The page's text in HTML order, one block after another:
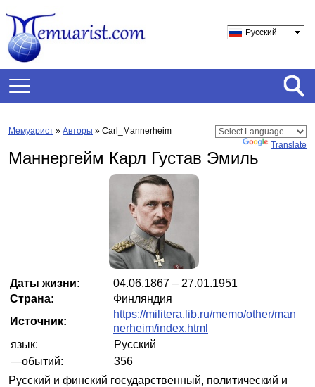
Русский
Мемуарист » Авторы » Carl_Mannerheim
Translate
Маннергейм Карл Густав Эмиль
Даты жизни:
04.06.1867 – 27.01.1951
Страна:
Финляндия
Источник:
https://militera.lib.ru/memo/other/man
nerheim/index.html
язык:
Русский
—обытий:
356
Русский и финский государственный, политический и